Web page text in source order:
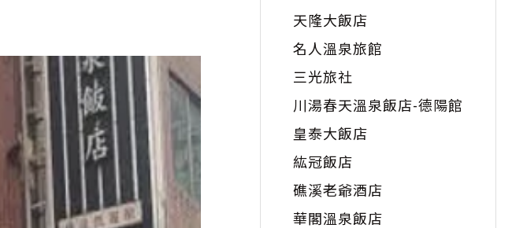
天隆大飯店
名人溫泉旅館
三光旅社
川湯春天溫泉飯店-德陽館
皇泰大飯店
紘冠飯店
礁溪老爺酒店
華閣溫泉飯店